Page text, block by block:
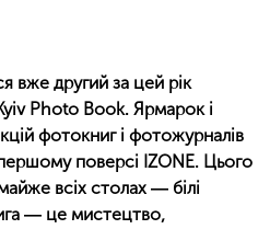
вже другий за цей рік
Photo Book. Ярмарок і
фотокниг і фотожурналів
поверсі IZONE. Цього
всіх столах ― білі
― це мистецтво,